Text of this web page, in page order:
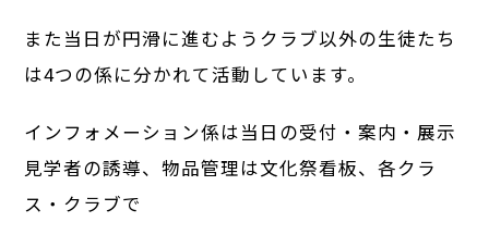
また当日が円滑に進むようクラブ以外の生徒たち
は4つの係に分かれて活動しています。
インフォメーション係は当日の受付・案内・展示
見学者の誘導、物品管理は文化祭看板、各クラ
ス・クラブで